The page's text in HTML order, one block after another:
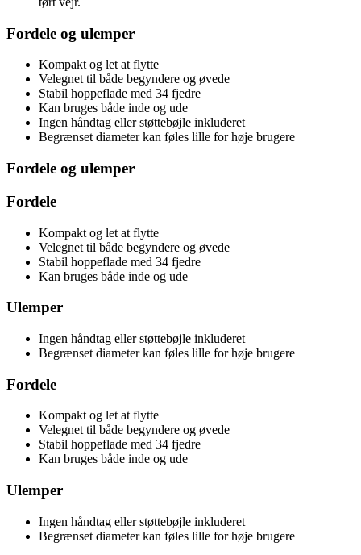
Fordele og ulemper
Kompakt og let at flytte
Velegnet til både begyndere og øvede
Stabil hoppeflade med 34 fjedre
Kan bruges både inde og ude
Ingen håndtag eller støttebøjle inkluderet
Begrænset diameter kan føles lille for høje brugere
Fordele og ulemper
Fordele
Kompakt og let at flytte
Velegnet til både begyndere og øvede
Stabil hoppeflade med 34 fjedre
Kan bruges både inde og ude
Ulemper
Ingen håndtag eller støttebøjle inkluderet
Begrænset diameter kan føles lille for høje brugere
Fordele
Kompakt og let at flytte
Velegnet til både begyndere og øvede
Stabil hoppeflade med 34 fjedre
Kan bruges både inde og ude
Ulemper
Ingen håndtag eller støttebøjle inkluderet
Begrænset diameter kan føles lille for høje brugere